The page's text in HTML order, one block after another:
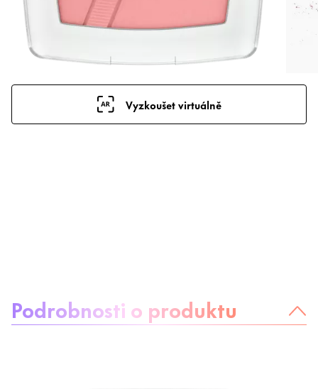
Vyzkoušet virtuálně
Podrobnosti o produktu